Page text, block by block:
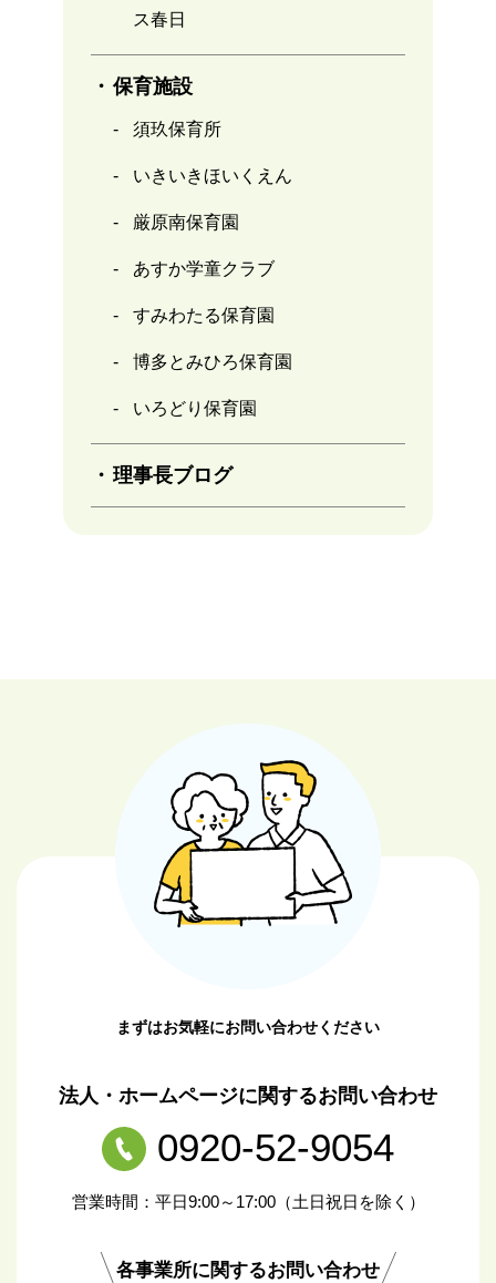
ス春日
保育施設
須玖保育所
いきいきほいくえん
厳原南保育園
あすか学童クラブ
すみわたる保育園
博多とみひろ保育園
いろどり保育園
理事長ブログ
まずはお気軽にお問い合わせください
法人・ホームページに関するお問い合わせ
0920-52-9054
営業時間：平日9:00～17:00（土日祝日を除く）
各事業所に関するお問い合わせ